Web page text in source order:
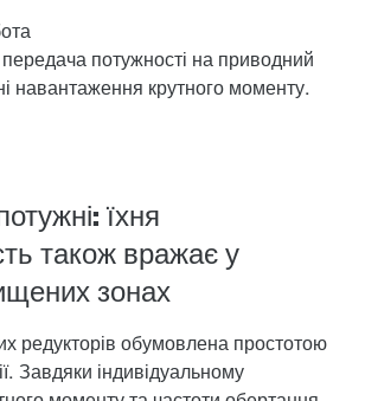
їхня
також вражає у
зонах
редукторів обумовлена простотою
Завдяки індивідуальному
передача потужності на приводний
навантаження крутного моменту.